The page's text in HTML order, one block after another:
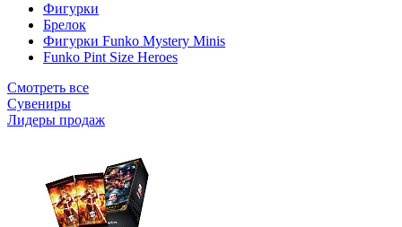
Фигурки
Брелок
Фигурки Funko Mystery Minis
Funko Pint Size Heroes
Смотреть все
Сувениры
Лидеры продаж